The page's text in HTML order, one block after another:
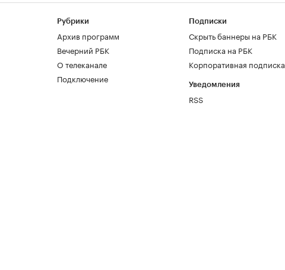
Рубрики
Архив программ
Вечерний РБК
О телеканале
Подключение
Подписки
Скрыть баннеры на РБК
Подписка на РБК
Корпоративная подписка
Уведомления
RSS